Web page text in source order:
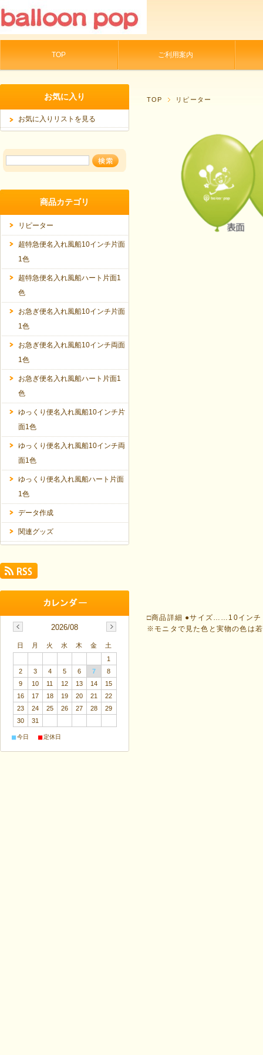
TOP ご利用案内
TOP リピーター
□商品詳細 ●サイズ……10イン
※モニタで見た色と実物の色は
お気に入り
お気に入りリストを見る
商品カテゴリ
リピーター
超特急便名入れ風船10インチ片面
1色
超特急便名入れ風船ハート片面1
色
お急ぎ便名入れ風船10インチ片面
1色
お急ぎ便名入れ風船10インチ両面
1色
お急ぎ便名入れ風船ハート片面1
色
ゆっくり便名入れ風船10インチ片
面1色
ゆっくり便名入れ風船10インチ両
面1色
ゆっくり便名入れ風船ハート片面
1色
データ作成
関連グッズ
2026/08
日 月 火 水 木 金
土
1
2
3 4 5 6 7
8
9
10 11 12 13 14
15
16
17 18 19 20 21
22
23
24 25 26 27 28
29
30
31
■今日 ■定休日